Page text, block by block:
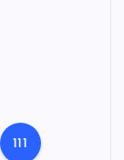
111